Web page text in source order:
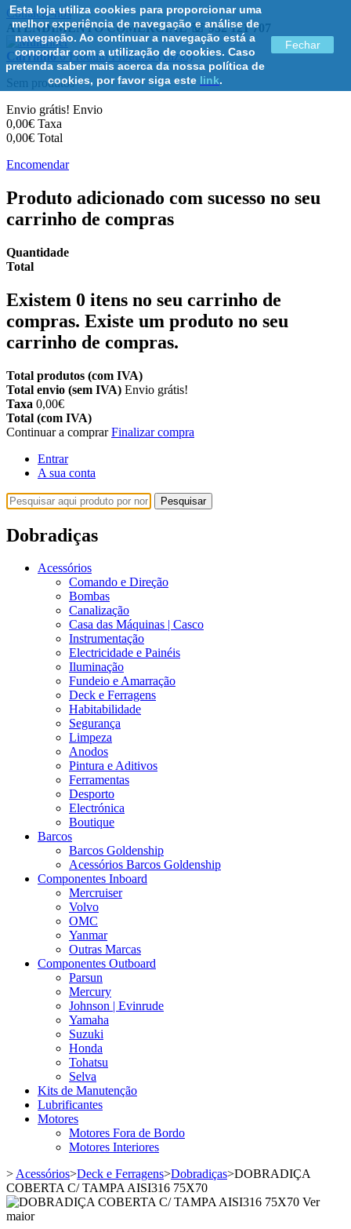
Esta loja utiliza cookies para proporcionar uma
melhor experiência de navegação e análise de
navegação. Ao continuar a navegação está a
concordar com a utilização de cookies. Caso
pretenda saber mais acerca da nossa política de
cookies, por favor siga este link.
Fechar
Contacte-nos
ATENDIMENTO COMERCIAL ☏ 932 121 707
Carrinho 0 Produto Produtos (vazio)
Sem produtos
Envio grátis! Envio
0,00€ Taxa
0,00€ Total
Encomendar
Produto adicionado com sucesso no seu
carrinho de compras
Quantidade
Total
Existem 0 itens no seu carrinho de
compras. Existe um produto no seu
carrinho de compras.
Total produtos (com IVA)
Total envio (sem IVA) Envio grátis!
Taxa 0,00€
Total (com IVA)
Continuar a comprarFinalizar compra
Entrar
A sua conta
Pesquisar
Dobradiças
Acessórios
Comando e Direção
Bombas
Canalização
Casa das Máquinas | Casco
Instrumentação
Electricidade e Painéis
Iluminação
Fundeio e Amarração
Deck e Ferragens
Habitabilidade
Segurança
Limpeza
Anodos
Pintura e Aditivos
Ferramentas
Desporto
Electrónica
Boutique
Barcos
Barcos Goldenship
Acessórios Barcos Goldenship
Componentes Inboard
Mercruiser
Volvo
OMC
Yanmar
Outras Marcas
Componentes Outboard
Parsun
Mercury
Johnson | Evinrude
Yamaha
Suzuki
Honda
Tohatsu
Selva
Kits de Manutenção
Lubrificantes
Motores
Motores Fora de Bordo
Motores Interiores
>Acessórios>Deck e Ferragens>Dobradiças>DOBRADIÇA
COBERTA C/ TAMPA AISI316 75X70
Ver
maior